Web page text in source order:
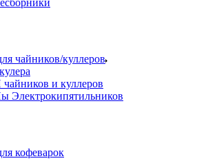
чайников/куллеров
и куллеров
Электрокипятильников
кофеварок